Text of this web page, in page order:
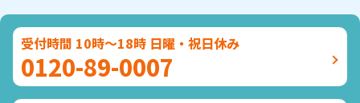
受付時間 10時～18時 日曜・祝日休み
0120-89-0007